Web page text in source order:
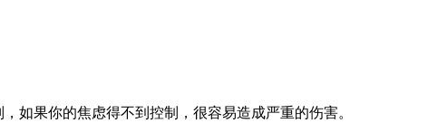
如果你的焦虑得不到控制，很容易造成严重的伤害。